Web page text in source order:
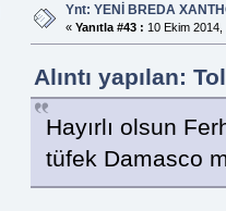
Ynt: YENİ BREDA
« Yanıtla #43 : 10 Ekim
Alıntı yapılan:
Hayırlı olsun
tüfek Damasco